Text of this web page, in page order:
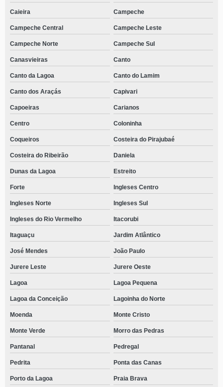
Caieira Campeche
Campeche Central Campeche Leste
Campeche Norte Campeche Sul
Canasvieiras Canto
Canto da Lagoa Canto do Lamim
Canto dos Araçás Capivari
Capoeiras Carianos
Centro Coloninha
Coqueiros Costeira do Pirajubaé
Costeira do Ribeirão Daniela
Dunas da Lagoa Estreito
Forte Ingleses Centro
Ingleses Norte Ingleses Sul
Ingleses do Rio Vermelho Itacorubi
Itaguaçu Jardim Atlântico
José Mendes João Paulo
Jurere Leste Jurere Oeste
Lagoa Lagoa Pequena
Lagoa da Conceição Lagoinha do Norte
Moenda Monte Cristo
Monte Verde Morro das Pedras
Pantanal Pedregal
Pedrita Ponta das Canas
Porto da Lagoa Praia Brava